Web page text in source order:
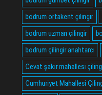
bodrum ortakent çilingir
bodrum uzman çilingir
bodrum çilingir anahtarcı
Cevat şakir mahallesi
Cumhuriyet Mahallesi